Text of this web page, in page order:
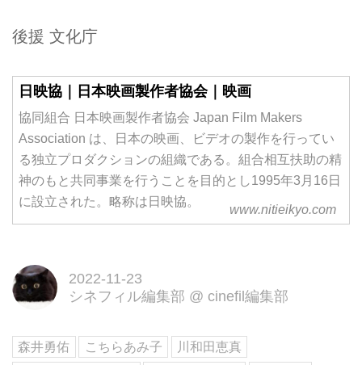
後援 文化庁
日映協｜日本映画製作者協会｜映画
協同組合 日本映画製作者協会 Japan Film Makers
Association は、日本の映画、ビデオの製作を行ってい
る独立プロダクションの組織である。組合相互扶助の精
神のもと共同事業を行うことを目的とし1995年3月16日
に設立された。略称は日映協。
www.nitieikyo.com
2022-11-23
シネフィル編集部 @ cinefil編集部
森井勇佑 こちらあみ子
川和田恵真